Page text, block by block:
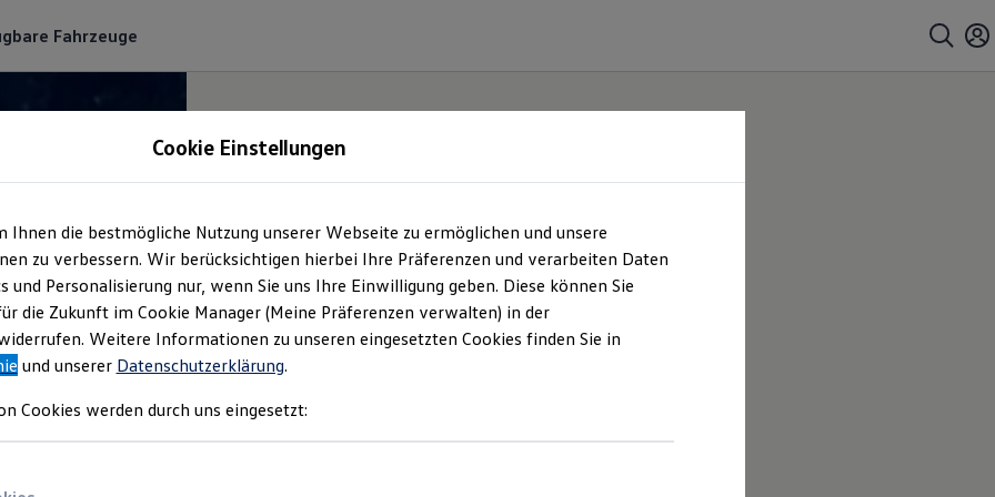
Fahrzeuge
Cookie Einstellungen
Ihnen die bestmögliche Nutzung unserer Webseite zu ermöglichen und unsere
zu verbessern. Wir berücksichtigen hierbei Ihre Präferenzen und verarbeiten Daten
Personalisierung nur, wenn Sie uns Ihre Einwilligung geben. Diese können Sie
die Zukunft im Cookie Manager (Meine Präferenzen verwalten) in der
Weitere Informationen zu unseren eingesetzten Cookies finden Sie in
und unserer Datenschutzerklärung.
Cookies werden durch uns eingesetzt: